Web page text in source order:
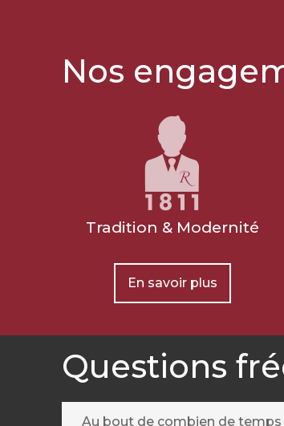
Nos
Tradition & Modernité
En savoir plus
Questions
Au bout de combien de